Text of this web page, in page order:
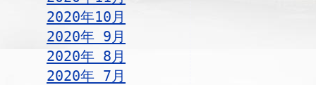
2020年10月
2020年 9月
2020年 8月
2020年 7月